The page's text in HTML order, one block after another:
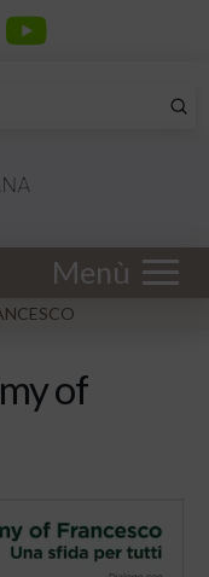
Menù
of